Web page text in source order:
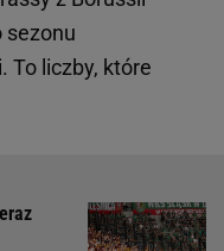
sezonu
To liczby, które